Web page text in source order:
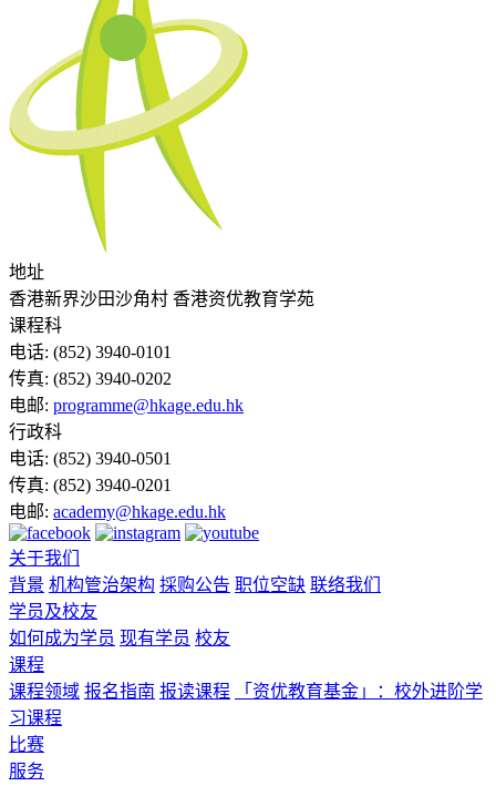
地址
香港新界沙田沙角村 香港资优教育学苑
课程科
电话: (852) 3940-0101
传真: (852) 3940-0202
电邮: programme@hkage.edu.hk
行政科
电话: (852) 3940-0501
传真: (852) 3940-0201
电邮: academy@hkage.edu.hk
关于我们
背景 机构管治架构 採购公告 职位空缺 联络我们
学员及校友
如何成为学员 现有学员 校友
课程
课程领域 报名指南 报读课程
「资优教育基金」：校外进阶学
习课程
比赛
服务